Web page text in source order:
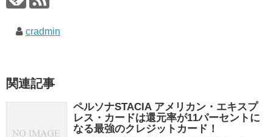
cradmin
関連記事
ペルソナSTACIA アメリカン・エキスプ
レス・カードは還元率が11パーセントに
なる最強のクレジットカード！